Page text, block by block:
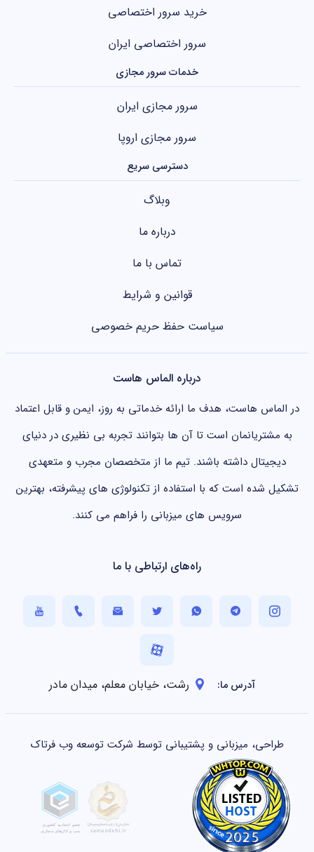
خرید سرور اختصاصی
سرور اختصاصی ایران
خدمات سرور مجازی
سرور مجازی ایران
سرور مجازی اروپا
دسترسی سریع
وبلاگ
درباره ما
تماس با ما
قوانین و شرایط
سیاست حفظ حریم خصوصی
درباره الماس هاست
در الماس هاست، هدف ما ارائه خدماتی به روز، ایمن و قابل اعتماد
به مشتریانمان است تا آن ها بتوانند تجربه بی نظیری در دنیای
دیجیتال داشته باشند. تیم ما از متخصصان مجرب و متعهدی
تشکیل شده است که با استفاده از تکنولوژی های پیشرفته، بهترین
سرویس های میزبانی را فراهم می کنند.
راه‌های ارتباطی با ما
آدرس ما: رشت، خیابان معلم، میدان مادر
طراحی، میزبانی و پشتیبانی توسط شرکت توسعه وب فرتاک